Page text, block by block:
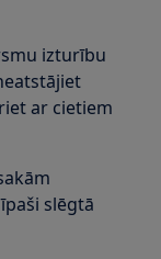
izturību
ar cietiem
slēgtā